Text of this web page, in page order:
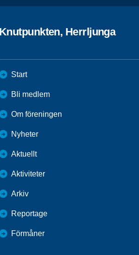
Knutpunkten, Herrljunga
Start
Bli medlem
Om föreningen
Nyheter
Aktuellt
Aktiviteter
Arkiv
Reportage
Förmåner